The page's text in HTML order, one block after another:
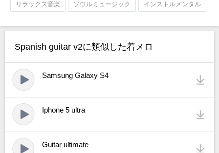
リラックス音楽 ソウルミュージック インストルメンタル
Spanish guitar v2に類似した着メロ
Samsung Galaxy S4
Iphone 5 ultra
Guitar ultimate